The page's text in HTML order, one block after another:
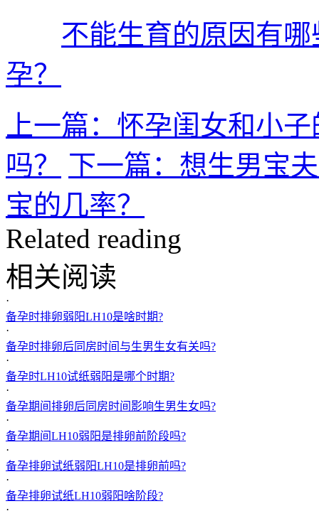
不能生育的原因有
孕？
上一篇：怀孕闺女和小
吗？
下一篇：想生男宝
宝的几率？
Related reading
相关阅读
·
备孕时排卵弱阳LH10是啥时期?
·
备孕时排卵后同房时间与生男生女有关吗?
·
备孕时LH10试纸弱阳是哪个时期?
·
备孕期间排卵后同房时间影响生男生女吗?
·
备孕期间LH10弱阳是排卵前阶段吗?
·
备孕排卵试纸弱阳LH10是排卵前吗?
·
备孕排卵试纸LH10弱阳啥阶段?
·